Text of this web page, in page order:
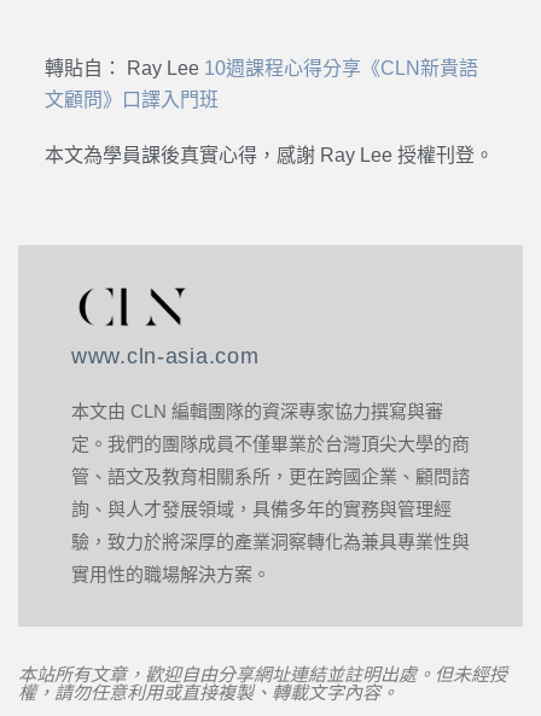
轉貼自： Ray Lee 10週課程心得分享《CLN新貴語
文顧問》口譯入門班
本文為學員課後真實心得，感謝 Ray Lee 授權刊登。
www.cln-asia.com
本文由 CLN 編輯團隊的資深專家協力撰寫與審
定。我們的團隊成員不僅畢業於台灣頂尖大學的商
管、語文及教育相關系所，更在跨國企業、顧問諮
詢、與人才發展領域，具備多年的實務與管理經
驗，致力於將深厚的產業洞察轉化為兼具專業性與
實用性的職場解決方案。
本站所有文章，歡迎自由分享網址連結並註明出處。但未經授
權，請勿任意利用或直接複製、轉載文字內容。